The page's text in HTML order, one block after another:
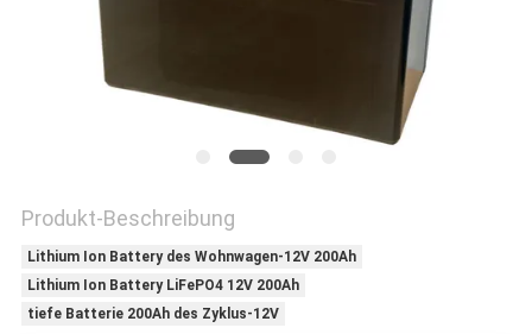
Produkt-Beschreibung
Lithium Ion Battery des Wohnwagen-12V 200Ah
Lithium Ion Battery LiFePO4 12V 200Ah
tiefe Batterie 200Ah des Zyklus-12V